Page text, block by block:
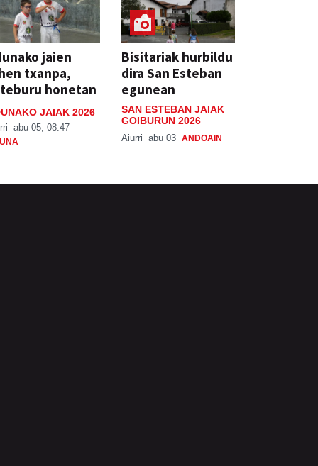
jaien
txanpa,
honetan
JAIAK 2026
abu 05, 08:47
Bisitariak hurbildu
dira San Esteban
egunean
SAN ESTEBAN JAIAK
GOIBURUN 2026
Aiurri abu 03 ANDOAIN